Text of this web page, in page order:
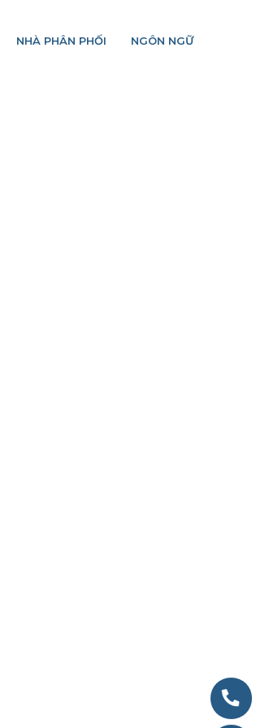
NHÀ PHÂN PHỐI NGÔN NGỮ